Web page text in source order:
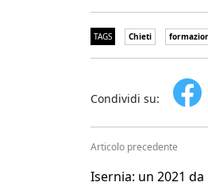
TAGS Chieti
Condividi su:
Articolo precedente
Isernia: un 2021